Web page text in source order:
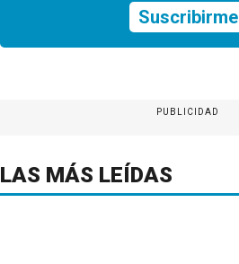
Suscribirme
PUBLICIDAD
LAS MÁS LEÍDAS